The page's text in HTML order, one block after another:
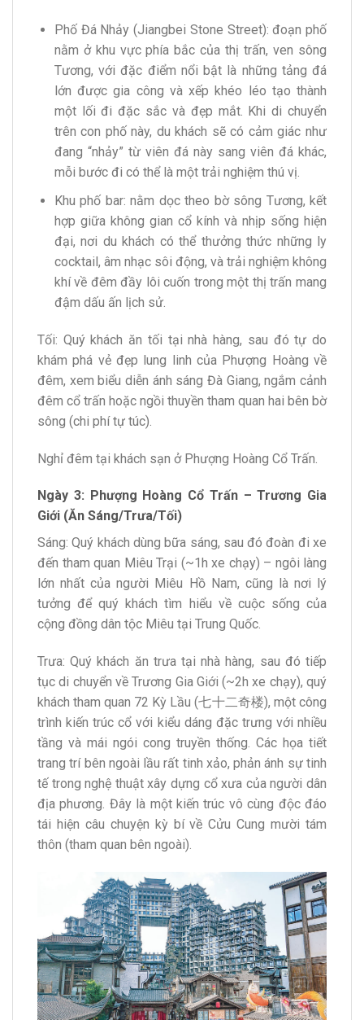
​Phố Đá Nhảy (Jiangbei Stone Street): đoạn phố
nằm ở khu vực phía bắc của thị trấn, ven sông
Tương, với đặc điểm nổi bật là những tảng đá
lớn được gia công và xếp khéo léo tạo thành
một lối đi đặc sắc và đẹp mắt. Khi di chuyển
trên con phố này, du khách sẽ có cảm giác như
đang “nhảy” từ viên đá này sang viên đá khác,
mỗi bước đi có thể là một trải nghiệm thú vị.
Khu phố bar: nằm dọc theo bờ sông Tương, kết
hợp giữa không gian cổ kính và nhịp sống hiện
đại, nơi du khách có thể thưởng thức những ly
cocktail, âm nhạc sôi động, và trải nghiệm không
khí về đêm đầy lôi cuốn trong một thị trấn mang
đậm dấu ấn lịch sử.
Tối: Quý khách ăn tối tại nhà hàng, sau đó tự do
khám phá vẻ đẹp lung linh của Phượng Hoàng về
đêm, xem biểu diễn ánh sáng Đà Giang, ngắm cảnh
đêm cổ trấn hoặc ngồi thuyền tham quan hai bên bờ
sông (chi phí tự túc).
Nghỉ đêm tại khách sạn ở Phượng Hoàng Cổ Trấn.
Ngày 3: Phượng Hoàng Cổ Trấn – Trương Gia
Giới (Ăn Sáng/Trưa/Tối)
Sáng: Quý khách dùng bữa sáng, sau đó đoàn đi xe
đến tham quan Miêu Trại (~1h xe chạy) – ngôi làng
lớn nhất của người Miêu Hồ Nam, cũng là nơi lý
tưởng để quý khách tìm hiểu về cuộc sống của
cộng đồng dân tộc Miêu tại Trung Quốc.
Trưa: Quý khách ăn trưa tại nhà hàng, sau đó tiếp
tục di chuyển về Trương Gia Giới (~2h xe chạy), quý
khách tham quan 72 Kỳ Lầu (七十二奇楼), một công
trình kiến trúc cổ với kiểu dáng đặc trưng với nhiều
tầng và mái ngói cong truyền thống. Các họa tiết
trang trí bên ngoài lầu rất tinh xảo, phản ánh sự tinh
tế trong nghệ thuật xây dựng cổ xưa của người dân
địa phương. Đây là một kiến trúc vô cùng độc đáo
tái hiện câu chuyện kỳ bí về Cửu Cung mười tám
thôn (tham quan bên ngoài).